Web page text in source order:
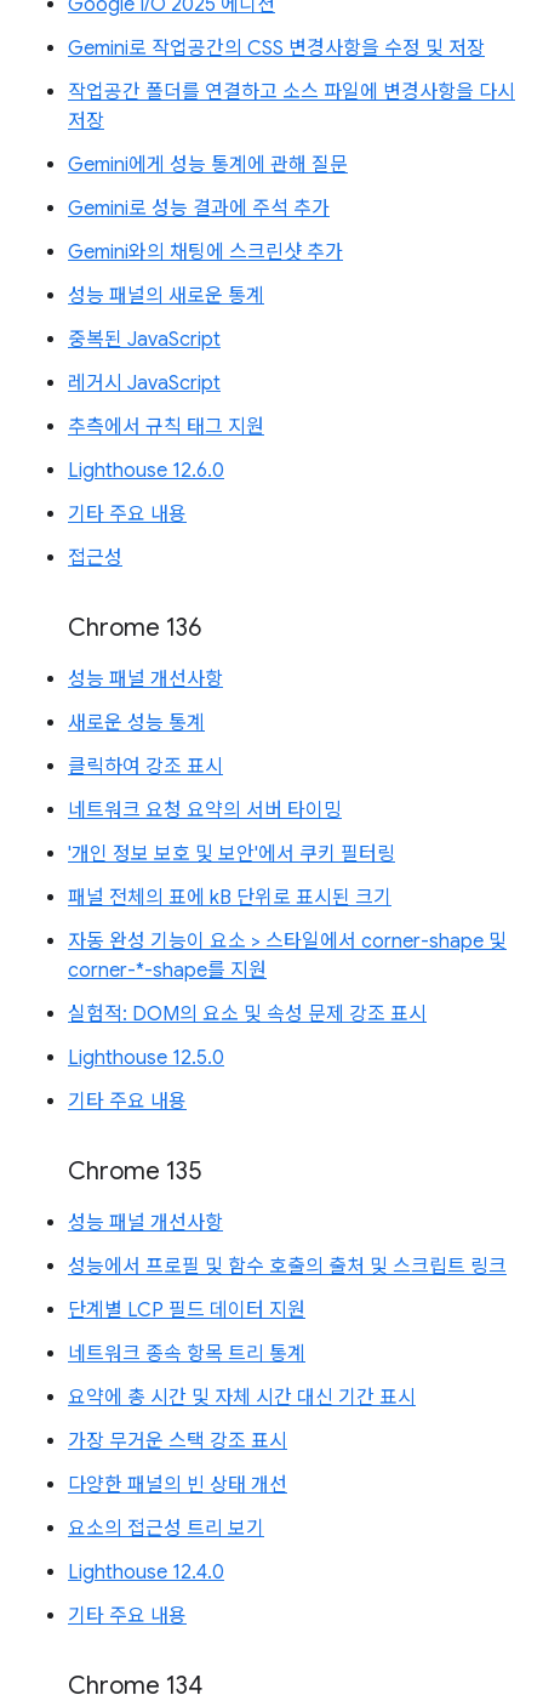
Google I/O 2025 에디션
Gemini로 작업공간의 CSS 변경사항을 수정 및 저장
작업공간 폴더를 연결하고 소스 파일에 변경사항을 다시
저장
Gemini에게 성능 통계에 관해 질문
Gemini로 성능 결과에 주석 추가
Gemini와의 채팅에 스크린샷 추가
성능 패널의 새로운 통계
중복된 JavaScript
레거시 JavaScript
추측에서 규칙 태그 지원
Lighthouse 12.6.0
기타 주요 내용
접근성
Chrome 136
성능 패널 개선사항
새로운 성능 통계
클릭하여 강조 표시
네트워크 요청 요약의 서버 타이밍
'개인 정보 보호 및 보안'에서 쿠키 필터링
패널 전체의 표에 kB 단위로 표시된 크기
자동 완성 기능이 요소 > 스타일에서 corner-shape 및
corner-*-shape를 지원
실험적: DOM의 요소 및 속성 문제 강조 표시
Lighthouse 12.5.0
기타 주요 내용
Chrome 135
성능 패널 개선사항
성능에서 프로필 및 함수 호출의 출처 및 스크립트 링크
단계별 LCP 필드 데이터 지원
네트워크 종속 항목 트리 통계
요약에 총 시간 및 자체 시간 대신 기간 표시
가장 무거운 스택 강조 표시
다양한 패널의 빈 상태 개선
요소의 접근성 트리 보기
Lighthouse 12.4.0
기타 주요 내용
Chrome 134